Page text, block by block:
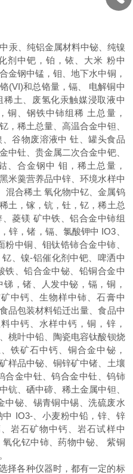
汞、纯铝金属材料中铋、纯镍
剂中钯，铂，铱、大米 粉中
金钢中锰，钼、地下水中铜，
(VI)和总铬量，镉、 电解铜中
土、废氢化汞触媒浸取液中
铜、钢铁中铈组稀 土总量，
，稀土总量、高温合金中钽、
谷物废溶液中 钍、罐头食品
中钍、贵金属二次合金中钯、
、合金钢中 钼，稀土总量，
米羹营养品中锌、环境水样中
混合稀土 氧化物中钇、金属钨
土，镓，钪，钍，钇，稀土总
菱镁 矿中铁、铝合金中铈组
锌，锗，镉、氯酸钾中 IO3、
中铜、钼钛锆铈合金中铈、
、镍-铝催化剂中钯、啤洒中
铁、铅合金中铋、铅铜合金中
，锗、人发中铋，镉，铜，
中钙、生物样中铈、石膏中
品包装材料铅迁出量、食品中
中钙、水样中钙，铜，锌，
桃叶中铅、陶瓷电容钛酸钡烧
铁矿石中钙、铜合金中铋，
样品中铋、铜锌矿中锗、土壤
合金中钍、钨合金中钍、钨铈
钪、硒中碲、稀土金属中钽、
中铋、锡青铜中锡、洗硫废水
IO3-、小麦粉中铅，锌、锌
岩石矿物中钙、岩石试样中
化钇中铈、药物中铋、 紫铜
各种仪器时，都有一定的标